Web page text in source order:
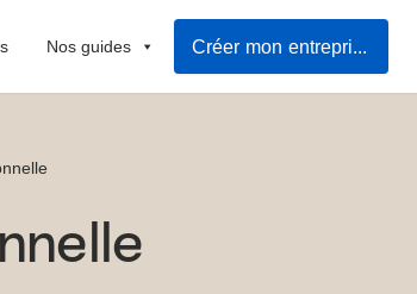
Nos guides Créer mon entreprise